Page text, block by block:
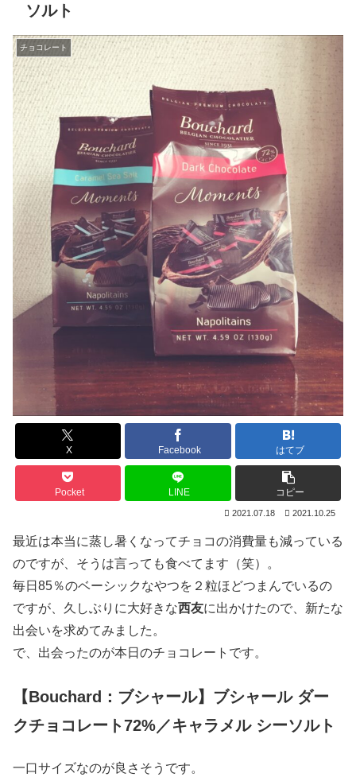
ソルト
チョコレート
X Facebook はてブ
Pocket LINE コピー
2021.07.18 2021.10.25
最近は本当に蒸し暑くなってチョコの消費量も減っている
のですが、そうは言っても食べてます（笑）。
毎日85％のベーシックなやつを２粒ほどつまんでいるの
ですが、久しぶりに大好きな西友に出かけたので、新たな
出会いを求めてみました。
で、出会ったのが本日のチョコレートです。
【Bouchard：ブシャール】ブシャール ダー
クチョコレート72%／キャラメル シーソルト
一口サイズなのが良さそうです。